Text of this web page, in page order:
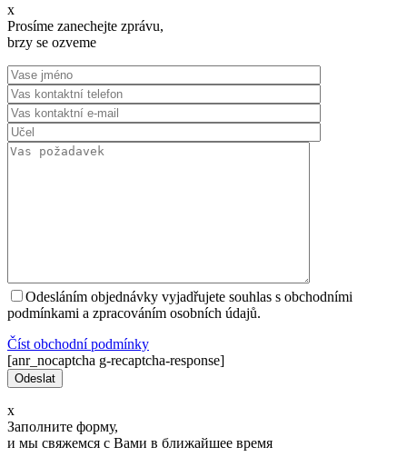
x
Prosíme zanechejte zprávu,
brzy se ozveme
Odesláním objednávky vyjadřujete souhlas s obchodními
podmínkami a zpracováním osobních údajů.
Číst оbchodní podmínky
[anr_nocaptcha g-recaptcha-response]
x
Заполните форму,
и мы свяжемся с Вами в ближайшее время